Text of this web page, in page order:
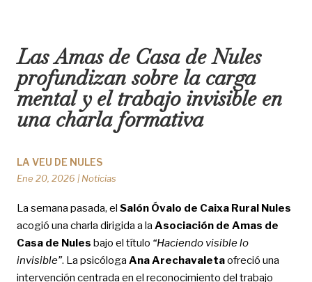
Las Amas de Casa de Nules
profundizan sobre la carga
mental y el trabajo invisible en
una charla formativa
LA VEU DE NULES
Ene 20, 2026 | Noticias
La semana pasada, el Salón Óvalo de Caixa Rural Nules
acogió una charla dirigida a la Asociación de Amas de
Casa de Nules bajo el título “Haciendo visible lo
invisible”. La psicóloga Ana Arechavaletaofreció una
intervención centrada en el reconocimiento del trabajo